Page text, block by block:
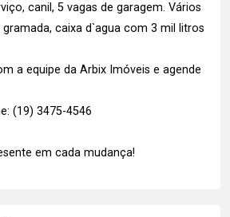
canil, 5 vagas de garagem. Vários
caixa d`agua com 3 mil litros
a equipe da Arbix Imóveis e agende
(19) 3475-4546
em cada mudança!